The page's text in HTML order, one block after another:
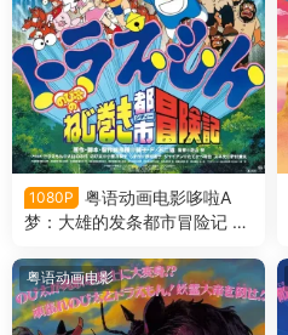
1080P
粤语动画电影哆啦A
梦：大雄的发条都市冒险记 哆
市冒险记粤语版
粤语动画电影